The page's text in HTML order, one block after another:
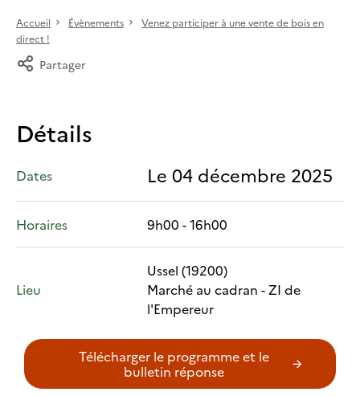
Accueil Évènements
Venez participer à une vente de bois en
direct !
Partager
Détails
Dates Le 04 décembre 2025
Horaires 9h00 - 16h00
Lieu
Ussel (19200)
Marché au cadran - ZI de
l'Empereur
Télécharger le programme et le
bulletin réponse